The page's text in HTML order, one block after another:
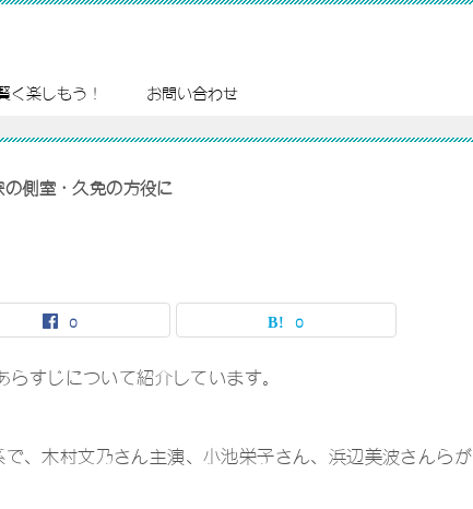
く楽しもう！ お問い合わせ
側室・久免の方役に
0 0
すじについて紹介しています。
木村文乃さん主演、小池栄子さん、浜辺美波さんらが